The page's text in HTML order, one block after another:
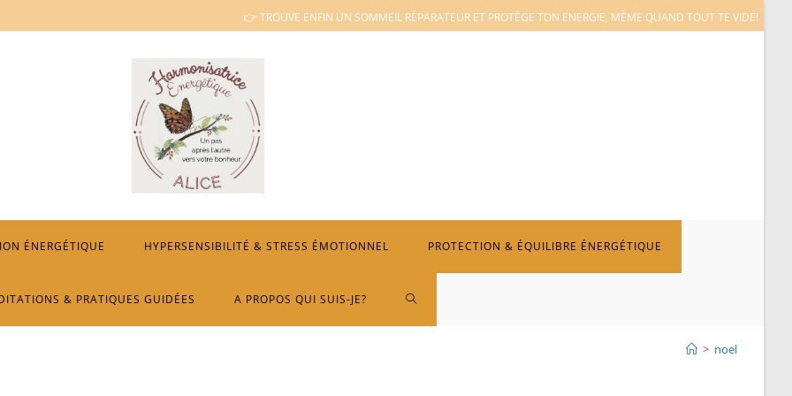
👉 TROUVE ENFIN UN SOMMEIL RÉPARATEUR ET PROTÈGE TON ENERGIE, MÊME QUAND TOUT TE VIDE!
ÉNERGÉTIQUE HYPERSENSIBILITÉ & STRESS ÉMOTIONNEL PROTECTION & ÉQUILIBRE ÉNERGÉTIQUE
& PRATIQUES GUIDÉES A PROPOS QUI SUIS-JE? TOGGLE
> noel